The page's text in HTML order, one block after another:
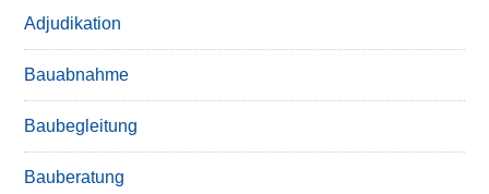
Adjudikation
Bauabnahme
Baubegleitung
Bauberatung